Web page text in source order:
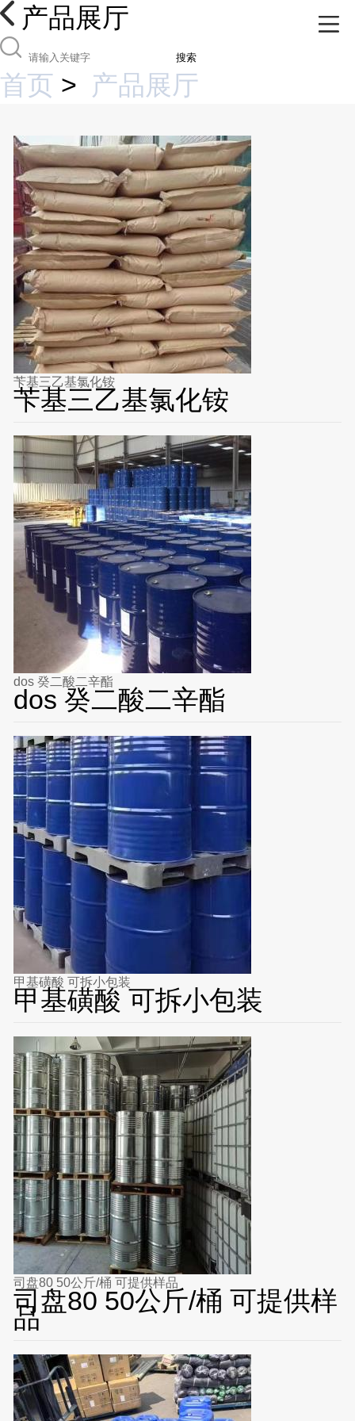
产品展厅
搜索
首页 > 产品展厅
苄基三乙基氯化铵
苄基三乙基氯化铵
dos 癸二酸二辛酯
dos 癸二酸二辛酯
甲基磺酸 可拆小包装
甲基磺酸 可拆小包装
司盘80 50公斤/桶 可提供样品
司盘80 50公斤/桶 可提供样
品